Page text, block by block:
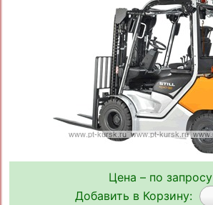
Цена – по запросу
Добавить в Корзину: